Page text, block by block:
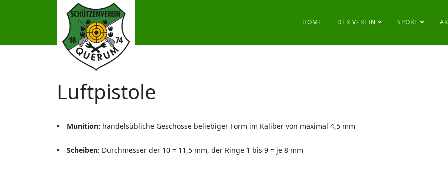
HOME DER VEREIN SPORT
Luftpistole
Munition: handelsübliche Geschosse beliebiger Form im Kaliber von maximal 4,5 mm
Scheiben: Durchmesser der 10 = 11,5 mm, der Ringe 1 bis 9 = je 8 mm